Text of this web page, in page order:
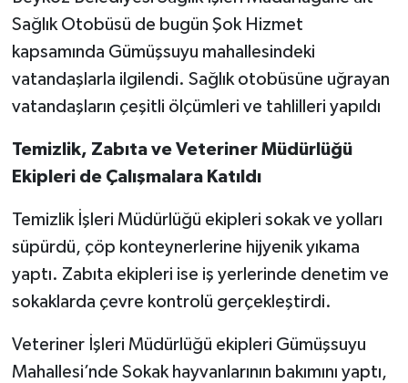
Sağlık Otobüsü de bugün Şok Hizmet
kapsamında Gümüşsuyu mahallesindeki
vatandaşlarla ilgilendi. Sağlık otobüsüne uğrayan
vatandaşların çeşitli ölçümleri ve tahlilleri yapıldı
Temizlik, Zabıta ve Veteriner Müdürlüğü
Ekipleri de Çalışmalara Katıldı
Temizlik İşleri Müdürlüğü ekipleri sokak ve yolları
süpürdü, çöp konteynerlerine hijyenik yıkama
yaptı. Zabıta ekipleri ise iş yerlerinde denetim ve
sokaklarda çevre kontrolü gerçekleştirdi.
Veteriner İşleri Müdürlüğü ekipleri Gümüşsuyu
Mahallesi’nde Sokak hayvanlarının bakımını yaptı,